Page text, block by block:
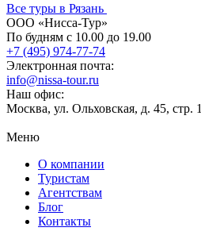
Все туры в Рязань
ООО «Нисса-Тур»
По будням с 10.00 до 19.00
+7 (495) 974-77-74
Электронная почта:
info@nissa-tour.ru
Наш офис:
Москва, ул. Ольховская, д. 45, стр. 1
Меню
О компании
Туристам
Агентствам
Блог
Контакты